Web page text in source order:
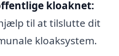
kloaknet:
til at tilslutte dit
kloaksystem.